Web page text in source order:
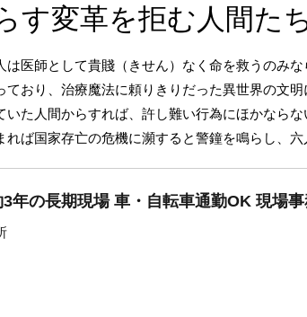
す変革を拒む人間た
は医師として貴賤（きせん）なく命を救うのみ
ており、治療魔法に頼りきりだった異世界の文
いた人間からすれば、許し難い行為にほかなら
れば国家存亡の危機に瀕すると警鐘を鳴らし、
年の長期現場 車・自転車通勤OK 現場事